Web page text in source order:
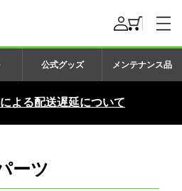
公式グッズ メンテナンス品
よる配送遅延について
ーツ